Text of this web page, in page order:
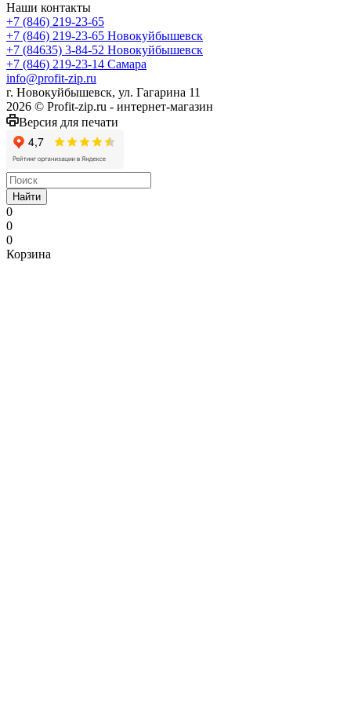
Наши контакты
+7 (846) 219-23-65
+7 (846) 219-23-65 Новокуйбышевск
+7 (84635) 3-84-52 Новокуйбышевск
+7 (846) 219-23-14 Самара
info@profit-zip.ru
г. Новокуйбышевск, ул. Гагарина 11
2026 © Profit-zip.ru - интернет-магазин
Версия для печати
Найти
0
0
0
Корзина